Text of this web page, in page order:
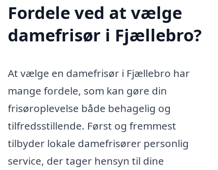
Fordele ved at vælge
damefrisør i Fjællebro?
At vælge en damefrisør i Fjællebro har
mange fordele, som kan gøre din
frisøroplevelse både behagelig og
tilfredsstillende. Først og fremmest
tilbyder lokale damefrisører personlig
service, der tager hensyn til dine